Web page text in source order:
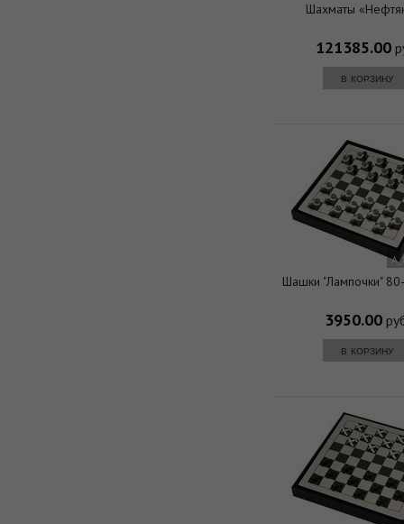
Шахматы
121385.00
в корзину
Шашки "Лампочки"
3950.00
в корзину